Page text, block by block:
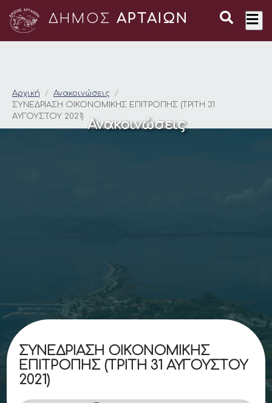
ΔΗΜΟΣ ΑΡΤΑΙΩΝ
ΣΥΝΕΔΡΙΑΣΗ
Αρχική
Ανακοινώσεις
ΣΥΝΕΔΡΙΑΣΗ ΟΙΚΟΝΟΜΙΚΗΣ ΕΠΙΤΡΟΠΗΣ (ΤΡΙΤΗ 31
ΑΥΓΟΥΣΤΟΥ 2021)
Ανακοινώσεις
ΣΥΝΕΔΡΙΑΣΗ ΟΙΚΟΝΟΜΙΚΗΣ
ΕΠΙΤΡΟΠΗΣ (ΤΡΙΤΗ 31 ΑΥΓΟΥΣΤΟΥ
2021)